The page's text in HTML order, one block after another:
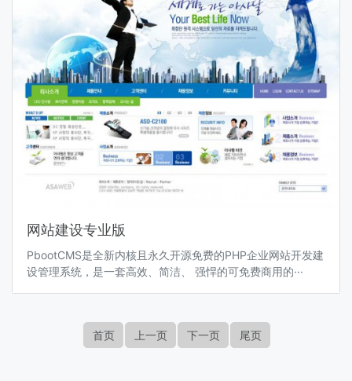
网站建设专业版
PbootCMS是全新内核且永久开源免费的PHP企业网站开发建
设管理系统，是一套高效、简洁、 强悍的可免费商用的···
首页 上一页 下一页 尾页